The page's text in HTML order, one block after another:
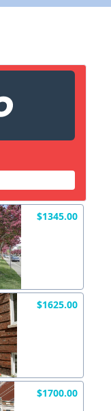
$1345.00
$1625.00
$1700.00
courriel)
X Fermer